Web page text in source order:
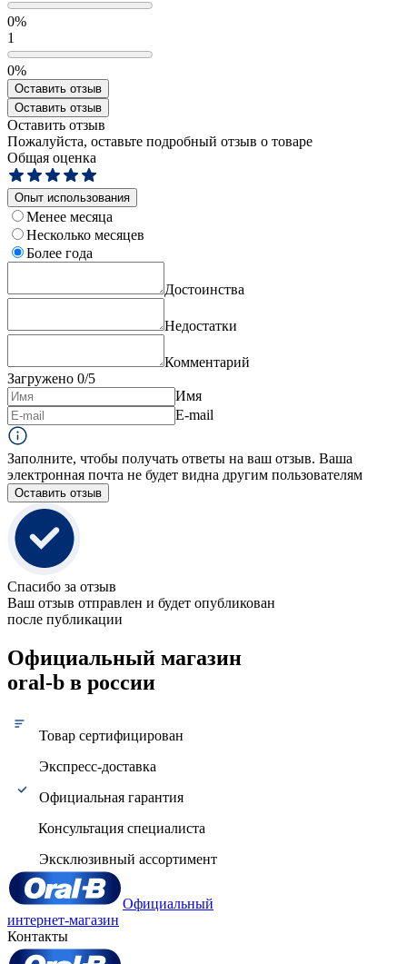
0%
1
0%
Оставить отзыв
Оставить отзыв
Оставить отзыв
Пожалуйста, оставьте подробный отзыв о товаре
Общая оценка
Опыт использования
Менее месяца
Несколько месяцев
Более года
Достоинства
Недостатки
Комментарий
Загружено 0/5
Имя
E-mail
Заполните, чтобы получать ответы на ваш отзыв. Ваша
электронная почта не будет видна другим пользователям
Оставить отзыв
Спасибо за отзыв
Ваш отзыв отправлен и будет опубликован
после публикации
Официальный магазин
oral-b в россии
Товар сертифицирован
Экспресс-доставка
Официальная гарантия
Консультация специалиста
Эксклюзивный ассортимент
Официальный
интернет-магазин
Контакты